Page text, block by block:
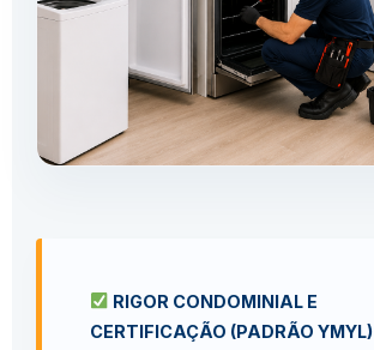
RIGOR CONDOMINIAL E
CERTIFICAÇÃO (PADRÃO YMYL)